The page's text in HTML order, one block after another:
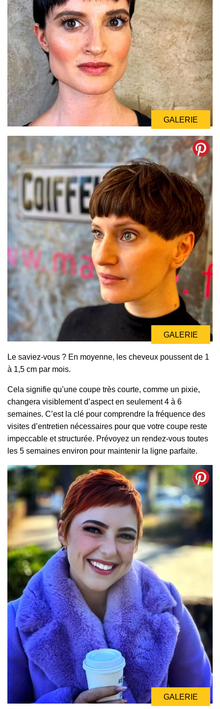
GALERIE
GALERIE
Le saviez-vous ? En moyenne, les cheveux poussent de 1
à 1,5 cm par mois.
Cela signifie qu’une coupe très courte, comme un pixie,
changera visiblement d’aspect en seulement 4 à 6
semaines. C’est la clé pour comprendre la fréquence des
visites d’entretien nécessaires pour que votre coupe reste
impeccable et structurée. Prévoyez un rendez-vous toutes
les 5 semaines environ pour maintenir la ligne parfaite.
GALERIE